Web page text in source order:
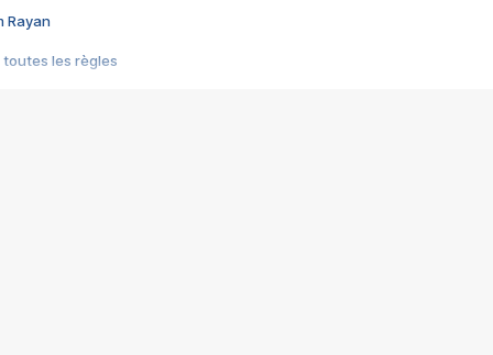
Rayan
toutes les règles